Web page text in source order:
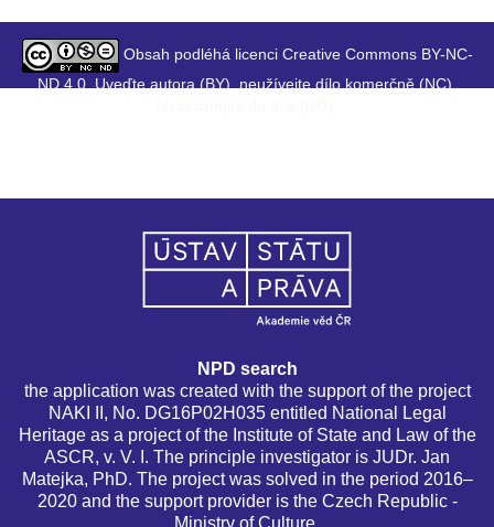
Obsah podléhá licenci Creative Commons BY-NC-
ND 4.0. Uveďte autora (BY), neužívejte dílo komerčně (NC),
NPD search
the application was created with the support of the project
NAKI II, No. DG16P02H035 entitled National Legal
Heritage as a project of the Institute of State and Law of the
ASCR, v. V. I. The principle investigator is JUDr. Jan
Matejka, PhD. The project was solved in the period 2016–
2020 and the support provider is the Czech Republic -
Ministry of Culture.